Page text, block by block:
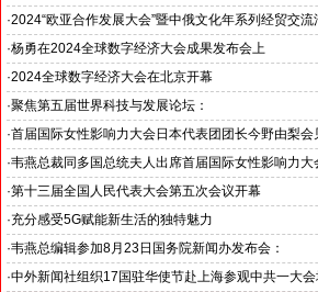
·2024“欧亚合作发展大会”暨中俄文化年系列经贸交
·杨勇在2024全球数字经济大会成果发布会上
·2024全球数字经济大会在北京开幕
·聚焦第五届世界科技与发展论坛：
·首届国际女性影响力大会日本代表团团长今野由梨
·韦燕总裁同多国总统夫人出席首届国际女性影响力大
·第十三届全国人民代表大会第五次会议开幕
·充分感受5G赋能新生活的独特魅力
·韦燕总编辑参加8月23日国务院新闻办发布会：
·中外新闻社组织17国驻华使节赴上海参观中共一大